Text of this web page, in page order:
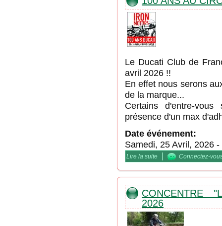
Le Ducati Club de
avril 2026 !!
En effet nous serons
de la marque...
Certains d'entre-
présence d'un max
Date événement:
Samedi, 25 Avril, 2026 -
Lire la suite de 100 ans au circuit
Connectez-
CONCENTRE
2026